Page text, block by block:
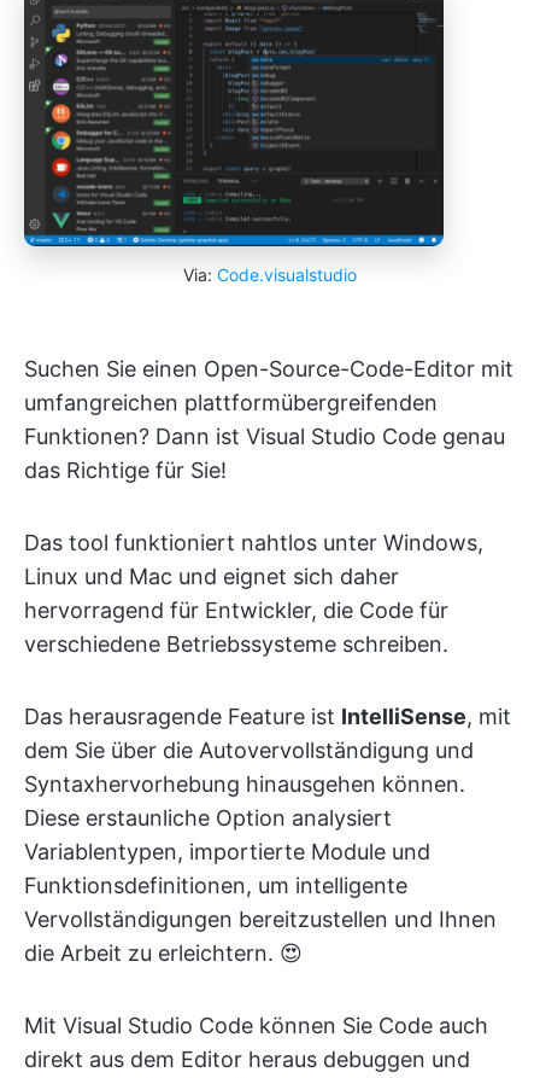
Via: Code.visualstudio
Suchen Sie einen Open-Source-Code-Editor mit
umfangreichen plattformübergreifenden
Funktionen? Dann ist Visual Studio Code genau
das Richtige für Sie!
Das tool funktioniert nahtlos unter Windows,
Linux und Mac und eignet sich daher
hervorragend für Entwickler, die Code für
verschiedene Betriebssysteme schreiben.
Das herausragende Feature ist IntelliSense, mit
dem Sie über die Autovervollständigung und
Syntaxhervorhebung hinausgehen können.
Diese erstaunliche Option analysiert
Variablentypen, importierte Module und
Funktionsdefinitionen, um intelligente
Vervollständigungen bereitzustellen und Ihnen
die Arbeit zu erleichtern. 😍
Mit Visual Studio Code können Sie Code auch
direkt aus dem Editor heraus debuggen und